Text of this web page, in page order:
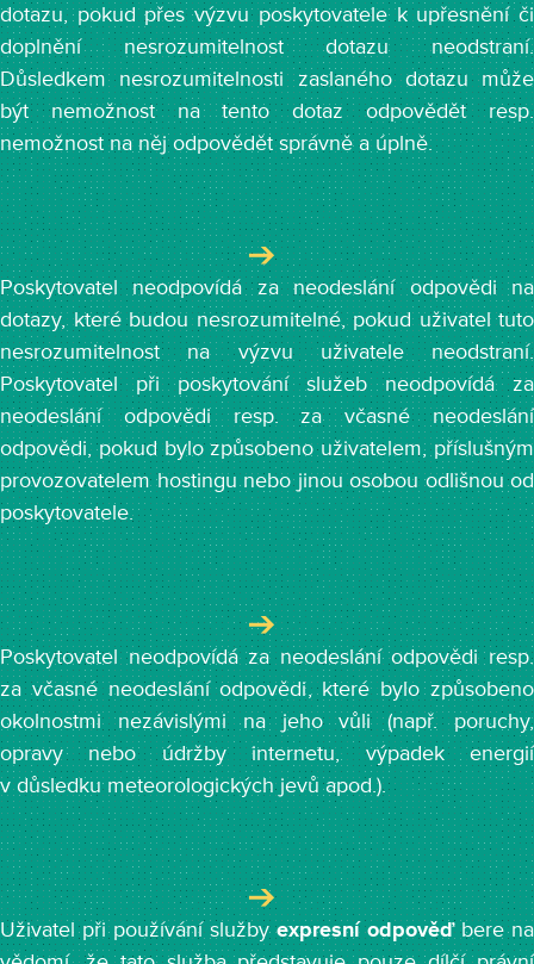
dotazu, pokud přes výzvu poskytovatele k upřesnění či
doplnění nesrozumitelnost dotazu neodstraní.
Důsledkem nesrozumitelnosti zaslaného dotazu může
být nemožnost na tento dotaz odpovědět resp.
nemožnost na něj odpovědět správně a úplně.
Poskytovatel neodpovídá za neodeslání odpovědi na
dotazy, které budou nesrozumitelné, pokud uživatel tuto
nesrozumitelnost na výzvu uživatele neodstraní.
Poskytovatel při poskytování služeb neodpovídá za
neodeslání odpovědi resp. za včasné neodeslání
odpovědi, pokud bylo způsobeno uživatelem, příslušným
provozovatelem hostingu nebo jinou osobou odlišnou od
poskytovatele.
Poskytovatel neodpovídá za neodeslání odpovědi resp.
za včasné neodeslání odpovědi, které bylo způsobeno
okolnostmi nezávislými na jeho vůli (např. poruchy,
opravy nebo údržby internetu, výpadek energií
v důsledku meteorologických jevů apod.).
Uživatel při používání službyexpresní odpověďbere na